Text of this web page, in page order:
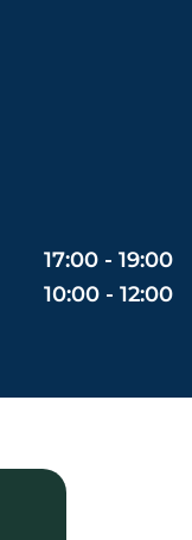
17:00 - 19:00
10:00 - 12:00